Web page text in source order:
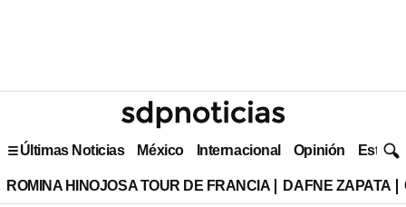
Últimas Noticias México Internacional Opinión Estilo
ROMINA HINOJOSA TOUR DE FRANCIA DAFNE ZAPATA